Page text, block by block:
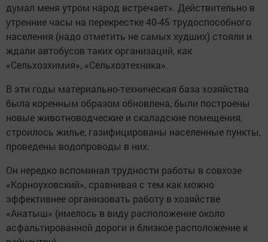
думал меня утром народ встречает». Действительно в
утренние часы на перекрестке 40-45 трудоспособного
населения (надо отметить не самых худших) стояли и
ждали автобусов таких организаций, как
«Сельхозхимия», «Сельхозтехника».
В эти годы материально-техническая база хозяйства
была коренным образом обновлена, были построены
новые животноводческие и скаладские помещения,
строилось жилье, газифицированы населенные пункты,
проведены водопроводы в них.
Он нередко вспоминал трудности работы в совхозе
«Корноуховский», сравнивая с тем как можно
эффективнее организовать работу в хозяйстве
«Анатыш» (имелось в виду расположение около
асфальтированной дороги и близкое расположение к